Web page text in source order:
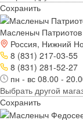
Сохранить
Масленыч Патриотов
Россия, Нижний
8 (831) 217-03-55
8 (831) 281-52-27
пн - вс 08.00 -
Выбрать другой
Сохранить